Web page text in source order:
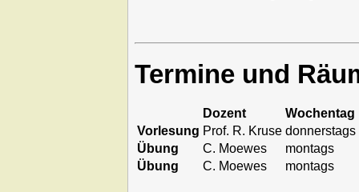
Termine und
Dozent
Wochentag
Vorlesung Prof. R. Kruse donnerstags
Übung
C. Moewes
montags
Übung
C. Moewes montags